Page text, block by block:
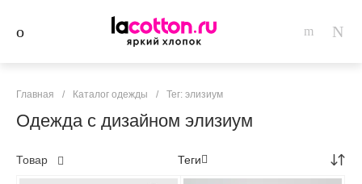
Главная / Каталог одежды / Тег: элизиум
Одежда с дизайном элизиум
Товар Теги